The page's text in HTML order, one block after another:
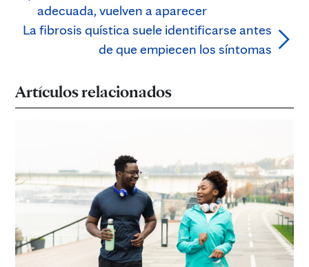
adecuada, vuelven a aparecer
La fibrosis quística suele identificarse antes
de que empiecen los síntomas
Artículos relacionados